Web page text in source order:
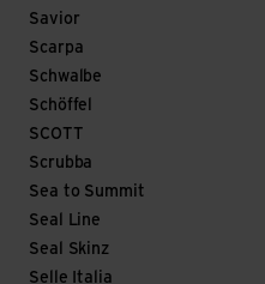
Savior
Scarpa
Schwalbe
Schöffel
SCOTT
Scrubba
Sea to Summit
Seal Line
Seal Skinz
Selle Italia